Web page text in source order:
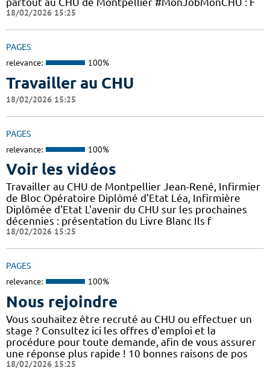
18/02/2026 15:25
PAGES
relevance: 100%
Travailler au CHU
18/02/2026 15:25
PAGES
relevance: 100%
Voir les vidéos
Travailler au CHU de Montpellier Jean-René, Infirmier
de Bloc Opératoire Diplômé d'Etat Léa, Infirmière
Diplômée d'Etat L'avenir du CHU sur les prochaines
décennies : présentation du Livre Blanc Ils f
18/02/2026 15:25
PAGES
relevance: 100%
Nous rejoindre
Vous souhaitez être recruté au CHU ou effectuer un
stage ? Consultez ici les offres d'emploi et la
procédure pour toute demande, afin de vous assurer
une réponse plus rapide ! 10 bonnes raisons de pos
18/02/2026 15:25